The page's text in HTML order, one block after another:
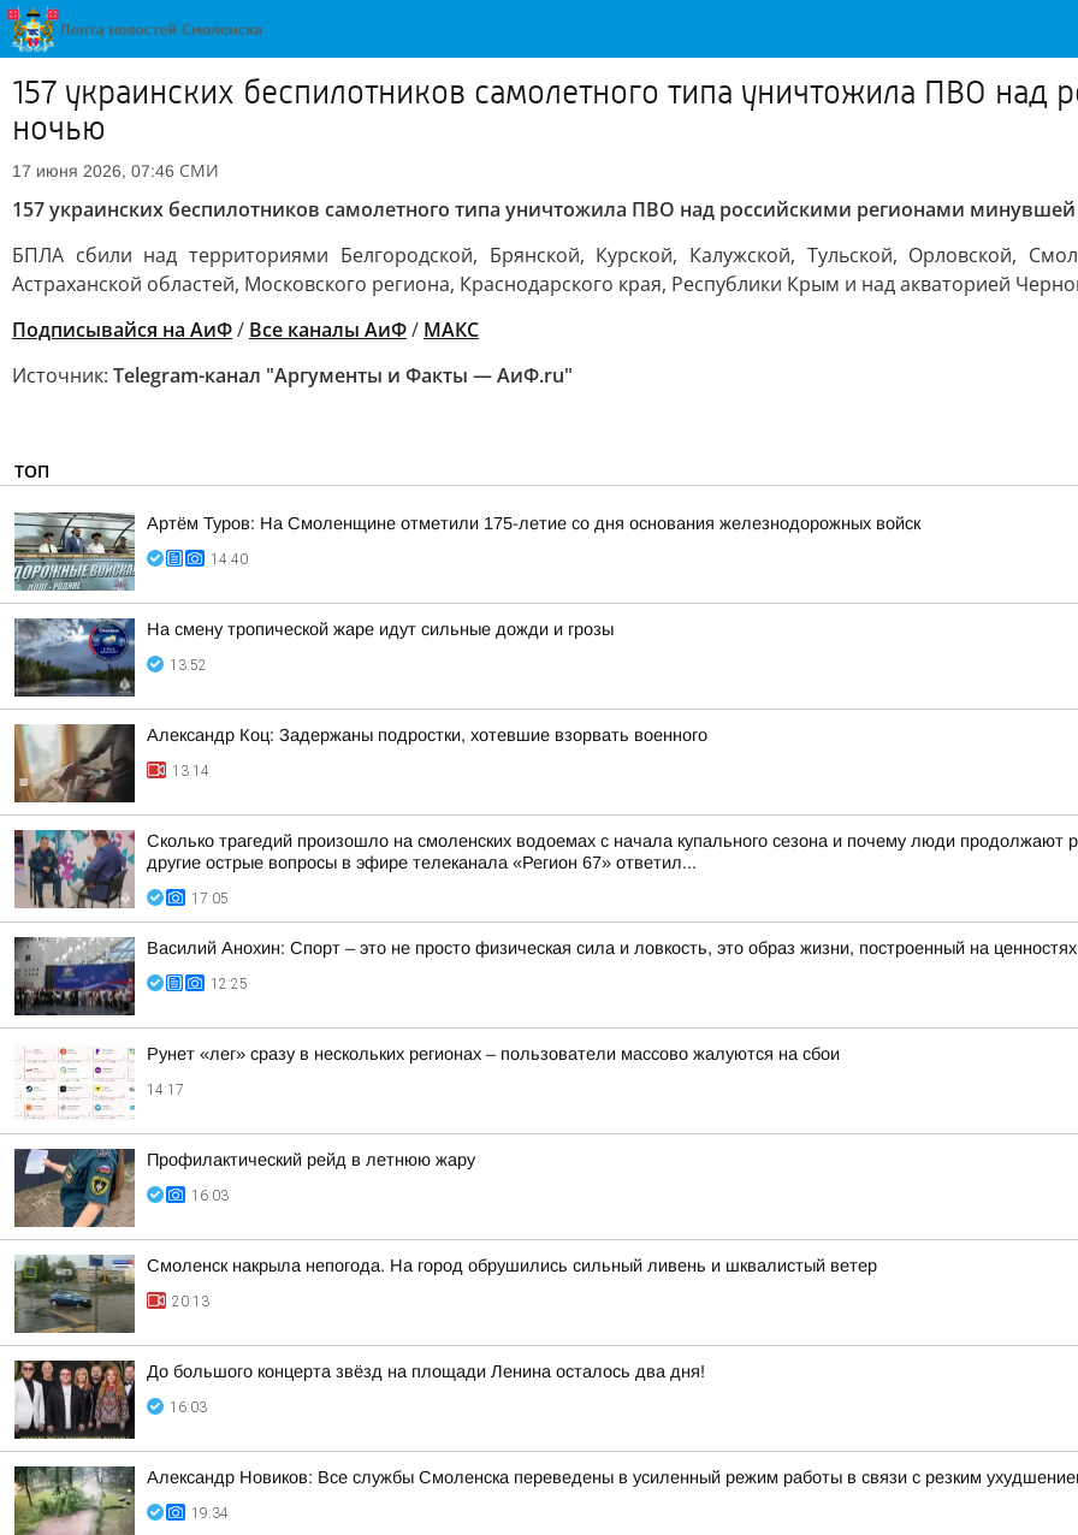
157 украинских беспилотников самолетного типа уничтожила ПВО
ночью
17 июня 2026, 07:46 СМИ
157 украинских беспилотников самолетного типа уничтожила ПВО над российскими регионами
БПЛА сбили над территориями Белгородской, Брянской, Курской, Калужской, Тульской, Орловской,
Астраханской областей, Московского региона, Краснодарского края, Республики Крым и над акваторией
Подписывайся на АиФ/ Все каналы АиФ/ MAКС
Источник: Telegram-канал "Аргументы и Факты — АиФ.ru"
ТОП
Артём Туров: На Смоленщине отметили 175-летие со дня основания железнодорожных войск
14:40
На смену тропической жаре идут сильные дожди и грозы
13:52
Александр Коц: Задержаны подростки, хотевшие взорвать военного
13:14
Сколько трагедий произошло на смоленских водоемах с начала купального сезона и почему люди продолжают
другие острые вопросы в эфире телеканала «Регион 67» ответил...
17:05
Василий Анохин: Спорт – это не просто физическая сила и ловкость, это образ жизни, построенный на
12:25
Рунет «лег» сразу в нескольких регионах – пользователи массово жалуются на сбои
14:17
Профилактический рейд в летнюю жару
16:03
Смоленск накрыла непогода. На город обрушились сильный ливень и шквалистый ветер
20:13
До большого концерта звёзд на площади Ленина осталось два дня!
16:03
Александр Новиков: Все службы Смоленска переведены в усиленный режим работы в связи с резким
19:34